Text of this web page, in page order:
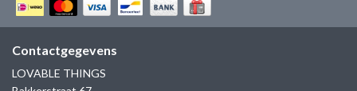
KAPTEN & SON
Contactgegevens
LOVABLE THINGS